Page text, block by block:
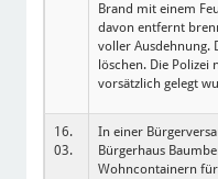
Brand mit einem
davon entfernt
voller Ausdehnung.
löschen. Die Polizei
vorsätzlich gelegt
16.
03.
In einer
Bürgerhaus
Wohncontainern